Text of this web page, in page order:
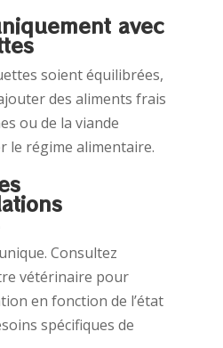
avec
soient équilibrées,
des aliments frais
ou de la viande
le régime alimentaire.
Consultez
vétérinaire pour
en fonction de l’état
spécifiques de